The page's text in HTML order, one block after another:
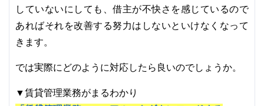
していないにしても、借主が不快さを感じているので
あればそれを改善する努力はしないといけなくなって
きます。
では実際にどのように対応したら良いのでしょうか。
▼賃貸管理業務がまるわかり